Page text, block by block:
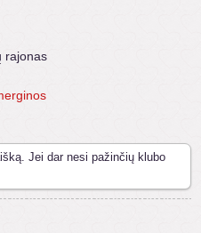
rajonas
Jei dar nesi pažinčių klubo